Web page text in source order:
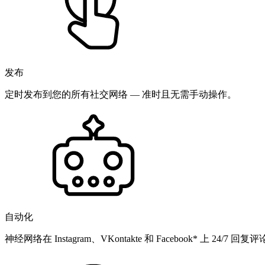
发布
定时发布到您的所有社交网络 — 准时且无需手动操作。
自动化
神经网络在 Instagram、VKontakte 和 Facebook* 上 24/7 回复评